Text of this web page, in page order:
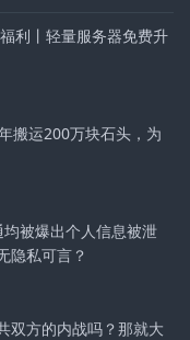
利丨轻量服务器免费升
搬运200万块石头，为
被爆出个人信息被泄
隐私可言？
双方的内战吗？那就大